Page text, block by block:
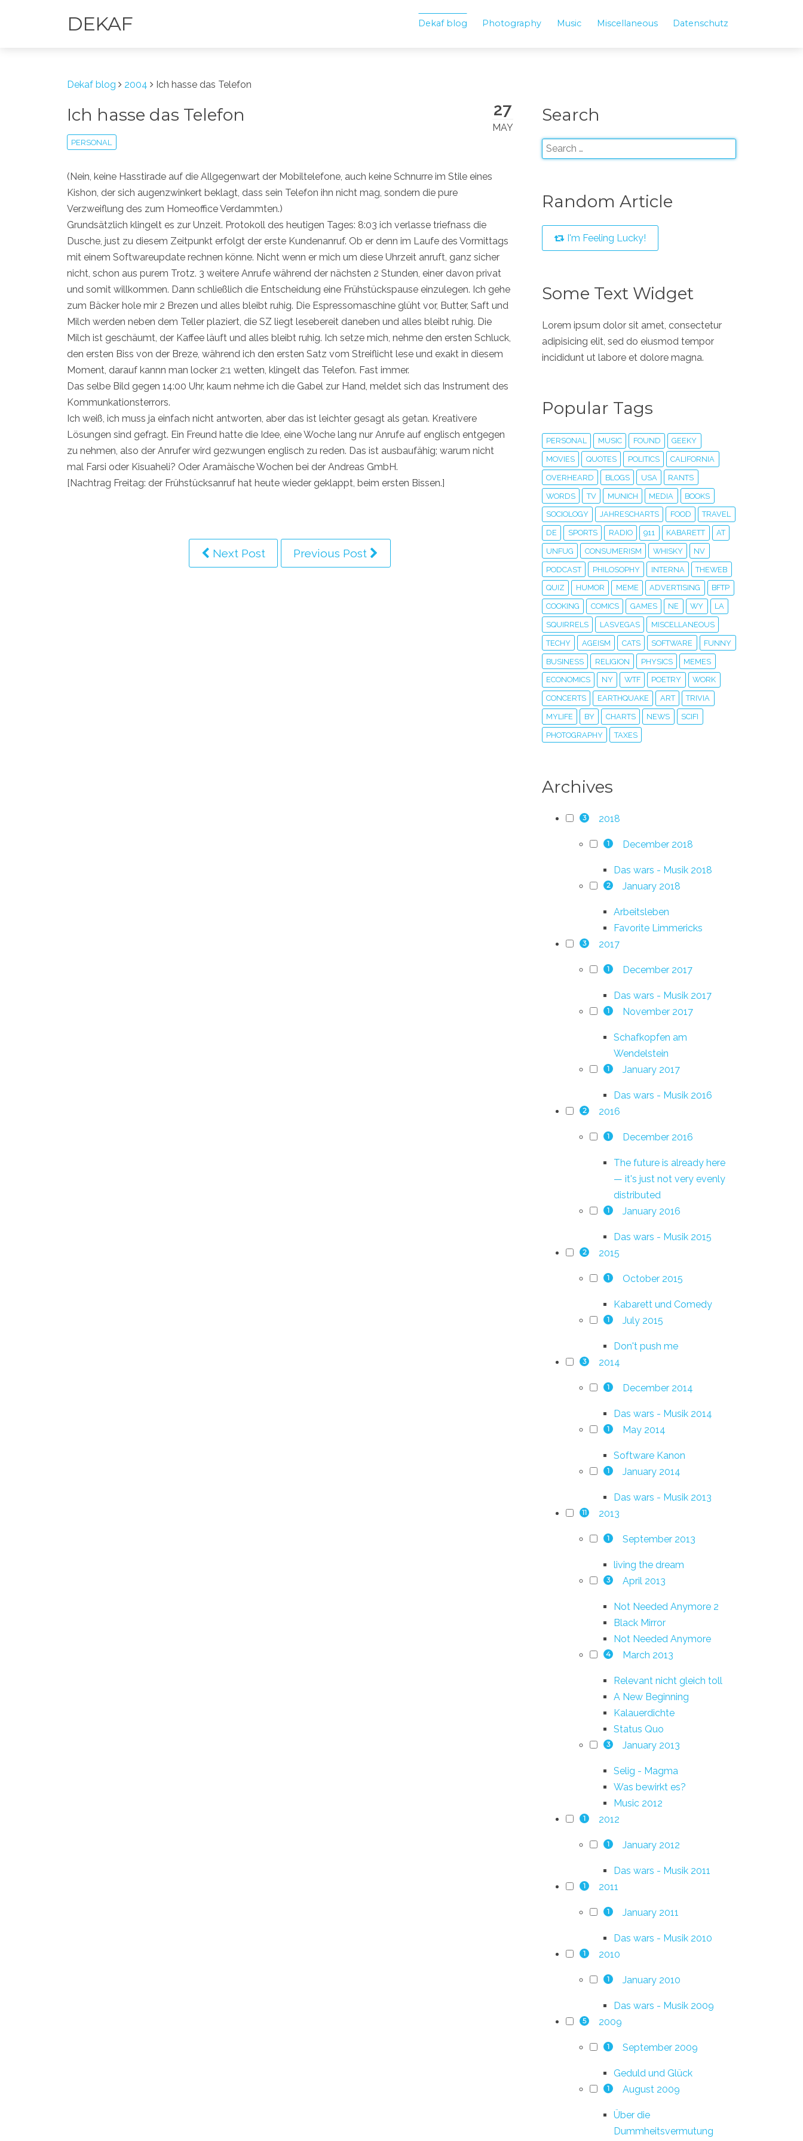
DEKAF Dekaf blog Photography Music Miscellaneous Datenschutz
Dekaf blog 2004 Ich hasse das Telefon
27
MAY
Ich hasse das Telefon
PERSONAL
(Nein, keine Hasstirade auf die Allgegenwart der Mobiltelefone, auch keine Schnurre im Stile eines
Kishon, der sich augenzwinkert beklagt, dass sein Telefon ihn nicht mag, sondern die pure
Verzweiflung des zum Homeoffice Verdammten.)
Grundsätzlich klingelt es zur Unzeit. Protokoll des heutigen Tages: 8:03 ich verlasse triefnass die
Dusche, just zu diesem Zeitpunkt erfolgt der erste Kundenanruf. Ob er denn im Laufe des Vormittags
mit einem Softwareupdate rechnen könne. Nicht wenn er mich um diese Uhrzeit anruft, ganz sicher
nicht, schon aus purem Trotz. 3 weitere Anrufe während der nächsten 2 Stunden, einer davon privat
und somit willkommen. Dann schließlich die Entscheidung eine Frühstückspause einzulegen. Ich gehe
zum Bäcker hole mir 2 Brezen und alles bleibt ruhig. Die Espressomaschine glüht vor, Butter, Saft und
Milch werden neben dem Teller plaziert, die SZ liegt lesebereit daneben und alles bleibt ruhig. Die
Milch ist geschäumt, der Kaffee läuft und alles bleibt ruhig. Ich setze mich, nehme den ersten Schluck,
den ersten Biss von der Breze, während ich den ersten Satz vom Streiflicht lese und exakt in diesem
Moment, darauf kannn man locker 2:1 wetten, klingelt das Telefon. Fast immer.
Das selbe Bild gegen 14:00 Uhr, kaum nehme ich die Gabel zur Hand, meldet sich das Instrument des
Kommunkationsterrors.
Ich weiß, ich muss ja einfach nicht antworten, aber das ist leichter gesagt als getan. Kreativere
Lösungen sind gefragt. Ein Freund hatte die Idee, eine Woche lang nur Anrufe auf englisch entgegen
zu nehmen, also der Anrufer wird gezwungen englisch zu reden. Das ist ausbaufähig; warum nicht
mal Farsi oder Kisuaheli? Oder Aramäische Wochen bei der Andreas GmbH.
[Nachtrag Freitag: der Frühstücksanruf hat heute wieder geklappt, beim ersten Bissen.]
Next Post Previous Post
Search
Random Article
I'm Feeling Lucky!
Some Text Widget
Lorem ipsum dolor sit amet, consectetur
adipisicing elit, sed do eiusmod tempor
incididunt ut labore et dolore magna.
Popular Tags
PERSONAL MUSIC FOUND GEEKY
MOVIES QUOTES POLITICS CALIFORNIA
OVERHEARD BLOGS USA RANTS
WORDS TV MUNICH MEDIA BOOKS
SOCIOLOGY JAHRESCHARTS FOOD TRAVEL
DE SPORTS RADIO 911 KABARETT AT
UNFUG CONSUMERISM WHISKY NV
PODCAST PHILOSOPHY INTERNA THEWEB
QUIZ HUMOR MEME ADVERTISING BFTP
COOKING COMICS GAMES NE WY LA
SQUIRRELS LASVEGAS MISCELLANEOUS
TECHY AGEISM CATS SOFTWARE FUNNY
BUSINESS RELIGION PHYSICS MEMES
ECONOMICS NY WTF POETRY WORK
CONCERTS EARTHQUAKE ART TRIVIA
MYLIFE BY CHARTS NEWS SCIFI
PHOTOGRAPHY TAXES
Archives
3 2018
1 December 2018
Das wars - Musik 2018
2 January 2018
Arbeitsleben
Favorite Limmericks
3 2017
1 December 2017
Das wars - Musik 2017
1 November 2017
Schafkopfen am
Wendelstein
1 January 2017
Das wars - Musik 2016
2 2016
1 December 2016
The future is already here
— it's just not very evenly
distributed
1 January 2016
Das wars - Musik 2015
2 2015
1 October 2015
Kabarett und Comedy
1 July 2015
Don't push me
3 2014
1 December 2014
Das wars - Musik 2014
1 May 2014
Software Kanon
1 January 2014
Das wars - Musik 2013
11 2013
1 September 2013
living the dream
3 April 2013
Not Needed Anymore 2
Black Mirror
Not Needed Anymore
4 March 2013
Relevant nicht gleich toll
A New Beginning
Kalauerdichte
Status Quo
3 January 2013
Selig - Magma
Was bewirkt es?
Music 2012
1 2012
1 January 2012
Das wars - Musik 2011
1 2011
1 January 2011
Das wars - Musik 2010
1 2010
1 January 2010
Das wars - Musik 2009
5 2009
1 September 2009
Geduld und Glück
1 August 2009
Über die
Dummheitsvermutung